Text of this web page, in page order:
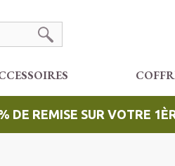
REMISE SUR VOTRE